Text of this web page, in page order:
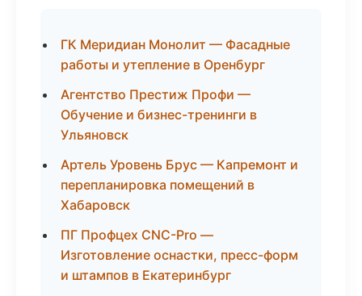
ГК Меридиан Монолит — Фасадные
работы и утепление в Оренбург
Агентство Престиж Профи —
Обучение и бизнес-тренинги в
Ульяновск
Артель Уровень Брус — Капремонт и
перепланировка помещений в
Хабаровск
ПГ Профцех CNC-Pro —
Изготовление оснастки, пресс-форм
и штампов в Екатеринбург